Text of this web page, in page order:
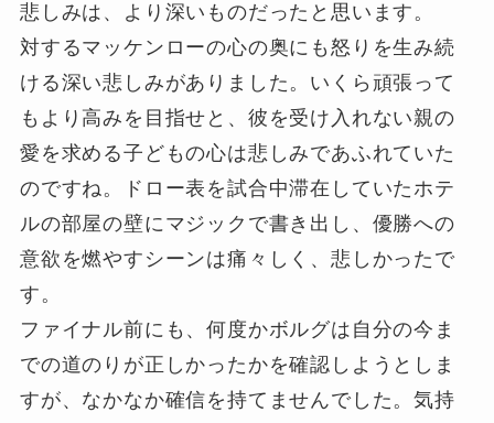
悲しみは、より深いものだったと思います。
対するマッケンローの心の奥にも怒りを生み続
ける深い悲しみがありました。いくら頑張って
もより高みを目指せと、彼を受け入れない親の
愛を求める子どもの心は悲しみであふれていた
のですね。ドロー表を試合中滞在していたホテ
ルの部屋の壁にマジックで書き出し、優勝への
意欲を燃やすシーンは痛々しく、悲しかったで
す。
ファイナル前にも、何度かボルグは自分の今ま
での道のりが正しかったかを確認しようとしま
すが、なかなか確信を持てませんでした。気持